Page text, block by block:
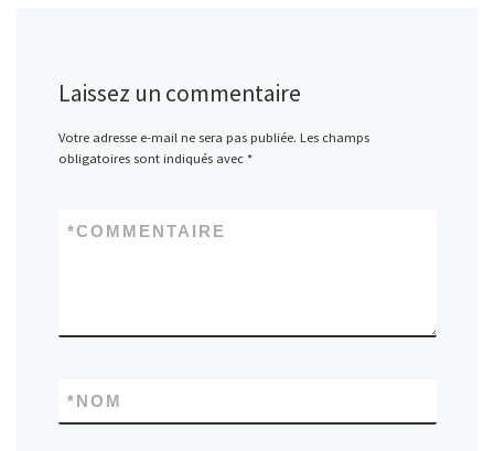
Laissez un commentaire
Votre adresse e-mail ne sera pas publiée. Les champs
obligatoires sont indiqués avec *
COMMENTAIRE
*
NOM
*